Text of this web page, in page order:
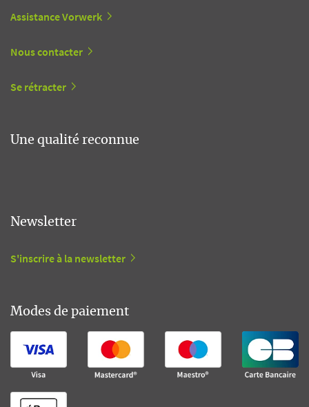
Assistance Vorwerk
Nous contacter
Se rétracter
Une qualité reconnue
Newsletter
S'inscrire à la newsletter
Modes de paiement